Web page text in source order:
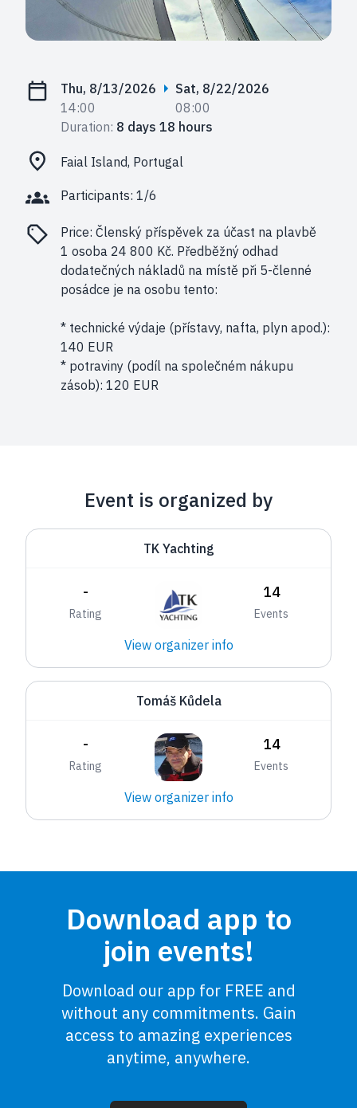
Thu, 8/13/2026
14:00
Sat, 8/22/2026
08:00
Duration: 8 days 18 hours
Faial Island, Portugal
Participants: 1/6
Price: Členský příspěvek za účast na plavbě
1 osoba 24 800 Kč. Předběžný odhad
dodatečných nákladů na místě při 5-členné
posádce je na osobu tento:
* technické výdaje (přístavy, nafta, plyn apod.):
140 EUR
* potraviny (podíl na společném nákupu
zásob): 120 EUR
Event is organized by
TK Yachting
-
Rating
14
Events
View organizer info
Tomáš Kůdela
-
Rating
14
Events
View organizer info
Download app to
join events!
Download our app for FREE and
without any commitments. Gain
access to amazing experiences
anytime, anywhere.